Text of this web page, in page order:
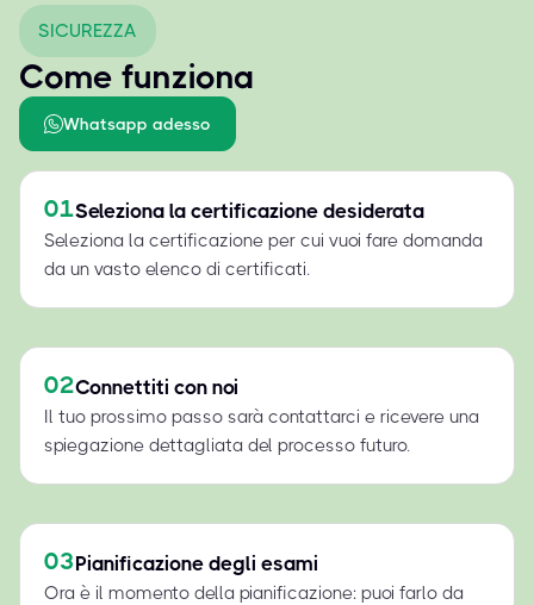
SICUREZZA
Come funziona
Whatsapp adesso
01Seleziona la certificazione desiderata
Seleziona la certificazione per cui vuoi fare domanda
da un vasto elenco di certificati.
02Connettiti con noi
Il tuo prossimo passo sarà contattarci e ricevere una
spiegazione dettagliata del processo futuro.
03Pianificazione degli esami
Ora è il momento della pianificazione: puoi farlo da